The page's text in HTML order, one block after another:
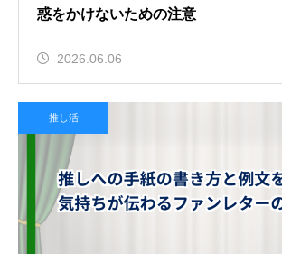
惑をかけないための注意
2026.06.06
推し活